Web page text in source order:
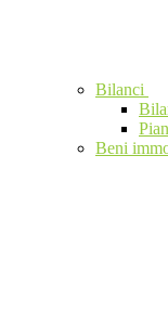
Bilanci
Beni